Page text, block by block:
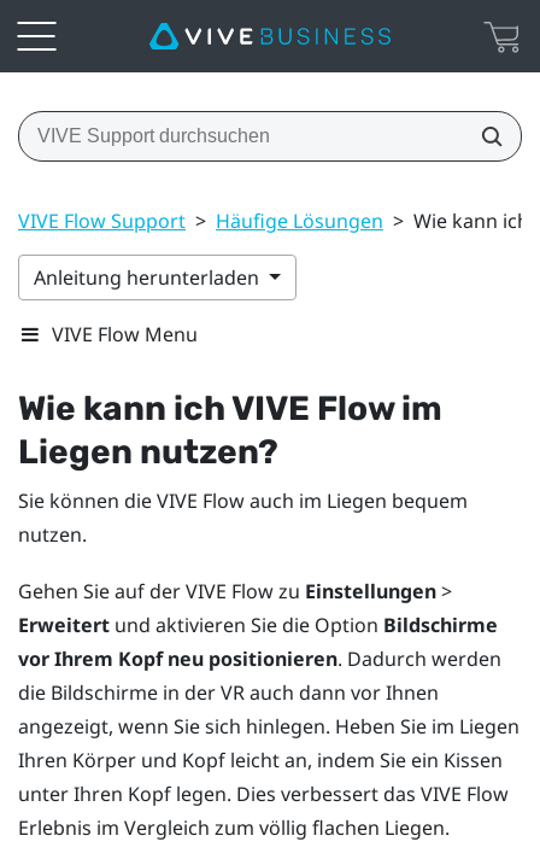
VIVE Flow Support > Häufige Lösungen > Wie kann ich
Anleitung herunterladen
VIVE Flow Menu
Wie kann ichVIVE Flowim
Liegen nutzen?
Sie können dieVIVE Flowauch im Liegen bequem
nutzen.
Gehen Sie auf derVIVE Flowzu Einstellungen>
Erweitert und aktivieren Sie die Option Bildschirme
vor Ihrem Kopf neu positionieren. Dadurch werden
die Bildschirme in der VR auch dann vor Ihnen
angezeigt, wenn Sie sich hinlegen. Heben Sie im Liegen
Ihren Körper und Kopf leicht an, indem Sie ein Kissen
unter Ihren Kopf legen. Dies verbessert das VIVE Flow
Erlebnis im Vergleich zum völlig flachen Liegen.